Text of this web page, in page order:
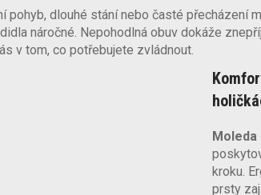
pohyb, dlouhé stání nebo časté přecházení
náročné. Nepohodlná obuv dokáže
v tom, co potřebujete zvládnout.
Moleda
kroku.
prsty